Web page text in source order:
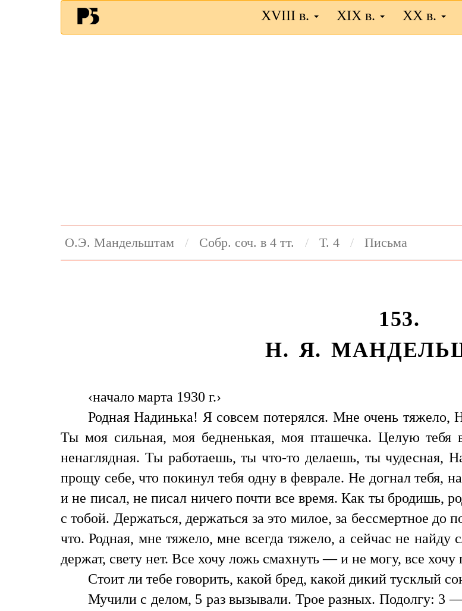
XVIII в. XIX в. XX в.
О.Э. Мандельштам Собр. соч. в 4 тт. Т. 4 Письма
153.
Н. Я.
‹начало марта 1930 г.›
Родная Надинька! Я совсем потерялся. Мне очень тяжело,
Ты моя сильная, моя бедненькая, моя пташечка. Целую тебя
ненаглядная. Ты работаешь, ты что-то делаешь, ты чудесная,
прощу себе, что покинул тебя одну в феврале. Не догнал тебя,
и не писал, не писал ничего почти все время. Как ты бродишь,
с тобой. Держаться, держаться за это милое, за бессмертное до
что. Родная, мне тяжело, мне всегда тяжело, а сейчас не найду
держат, свету нет. Все хочу ложь смахнуть — и не могу, все
Стоит ли тебе говорить, какой бред, какой дикий тусклый
Мучили с делом, 5 раз вызывали. Трое разных. Подолгу: 3